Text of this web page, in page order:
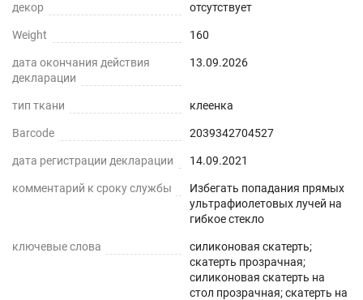
декор отсутствует
Weight 160
дата окончания действия
декларации
13.09.2026
тип ткани клеенка
Barcode 2039342704527
дата регистрации декларации 14.09.2021
комментарий к сроку службы
Избегать попадания прямых
ультрафиолетовых лучей на
гибкое стекло
ключевые слова
силиконовая скатерть;
скатерть прозрачная;
силиконовая скатерть на
стол прозрачная; скатерть на